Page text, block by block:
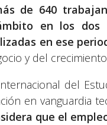
de 640
en los
en ese
y del
del
en vanguardia
que el